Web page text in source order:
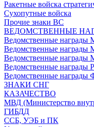
Ракетные войска
Сухопутные войска
Прочие знаки ВС
ВЕДОМСТВЕННЫЕ
Ведомственные награды
Ведомственные награды
Ведомственные награды
Ведомственные награды
Ведомственные награды
ЗНАКИ СНГ
КАЗАЧЕСТВО
МВД (Министерство
ГИБДД
ССБ, УЭБ и ПК